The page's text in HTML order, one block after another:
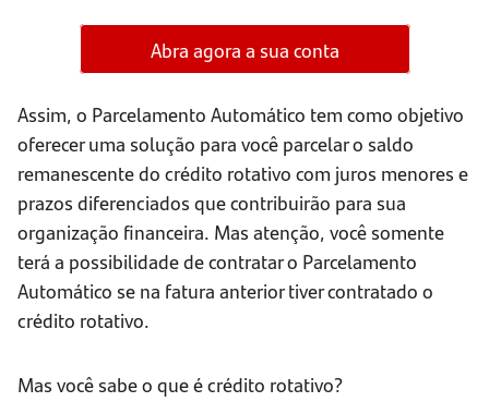
Abra agora a sua conta
Assim, o Parcelamento Automático tem como objetivo
oferecer uma solução para você parcelar o saldo
remanescente do crédito rotativo com juros menores e
prazos diferenciados que contribuirão para sua
organização financeira. Mas atenção, você somente
terá a possibilidade de contratar o Parcelamento
Automático se na fatura anterior tiver contratado o
crédito rotativo.
Mas você sabe o que é crédito rotativo?